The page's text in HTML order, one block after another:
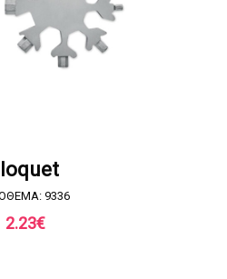
ΠΡΟΣΦΟΡΑ
9336
2.23€